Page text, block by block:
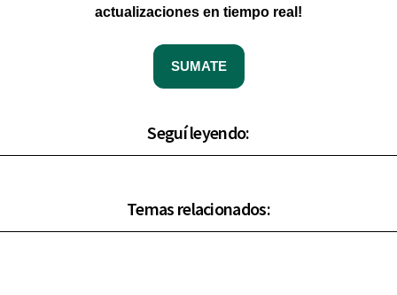
actualizaciones en tiempo real!
SUMATE
Seguí leyendo:
Temas relacionados: